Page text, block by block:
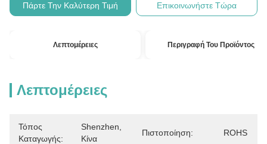
Πάρτε Την Καλύτερη Τιμή Επικοινωνήστε Τώρα
Λεπτομέρειες Περιγραφή Του Προϊόντος
Λεπτομέρειες
Τόπος
Καταγωγής:
Shenzhen,
Κίνα
Πιστοποίηση: ROHS